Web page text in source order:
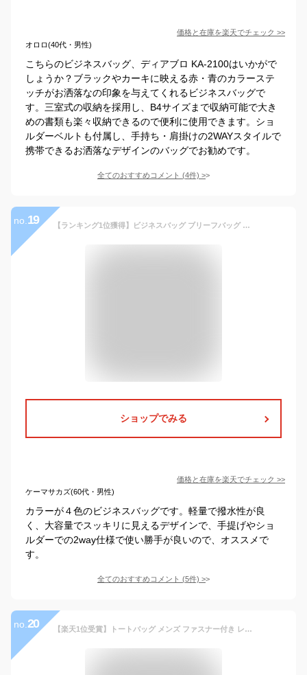
価格と在庫を楽天でチェック >>
オロロ(40代・男性)
こちらのビジネスバッグ、ディアブロ KA-2100はいかがで
しょうか？ブラックやカーキに映える赤・青のカラーステ
ッチがお洒落なの印象を与えてくれるビジネスバッグで
す。三室式の収納を採用し、B4サイズまで収納可能で大き
めの書類も楽々収納できるので便利に使用できます。ショ
ルダーベルトも付属し、手持ち・肩掛けの2WAYスタイルで
携帯できるお洒落なデザインのバッグでお勧めです。
全てのおすすめコメント (4件) >
no. 19 【ランキング1位獲得】ビジネスバッグ ブリーフバッグ ブリーフケース メンズ 撥水 大容量 a4 合皮 ナイロン 通勤 黒 自立 2way 肩掛け ショルダー ブランド 軽量 薄い 自立 肩掛け カジュアル フェイクレザー DIABLO ディアブロ KA-2090 C4
ショップでみる
価格と在庫を楽天でチェック >>
ケーマサカズ(60代・男性)
カラーが４色のビジネスバッグです。軽量で撥水性が良
く、大容量でスッキリに見えるデザインで、手提げやショ
ルダーでの2way仕様で使い勝手が良いので、オススメで
す。
全てのおすすめコメント (5件) >
no. 20 【楽天1位受賞】トートバッグ メンズ ファスナー付き レザー ビジネスバッグ トートバック 2way ビジネスバック 通勤 ビジネス おしゃれ 通学 A4 大きめ ノートPC